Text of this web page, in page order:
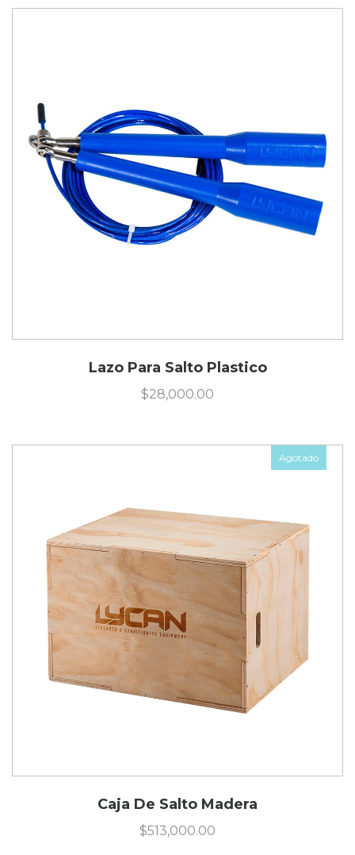
Lazo Para Salto Plastico
$28,000.00
Agotado
Caja De Salto Madera
$513,000.00